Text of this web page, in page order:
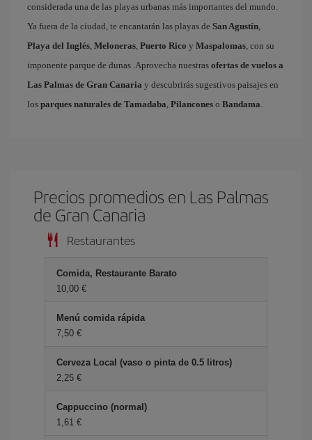
considerada una de las playas urbanas más importantes del mundo.
Ya fuera de la ciudad, te encantarán las playas de San Agustín,
Playa del Inglés, Meloneras, Puerto Rico y Maspalomas, con su
imponente parque de dunas .Aprovecha nuestras ofertas de vuelos a
Las Palmas de Gran Canaria y descubrirás sugestivos paisajes en
los parques naturales de Tamadaba, Pilancones o Bandama.
Precios promedios en Las Palmas
de Gran Canaria
Restaurantes
Comida, Restaurante Barato
10,00 €
Menú comida rápida
7,50 €
Cerveza Local (vaso o pinta de 0.5 litros)
2,25 €
Cappuccino (normal)
1,61 €